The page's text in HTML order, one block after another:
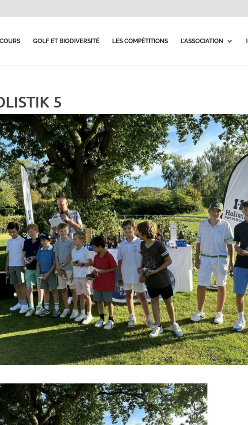
GOLF ET BIODIVERSITÉ LES COMPÉTITIONS L’ASSOCIATION
5